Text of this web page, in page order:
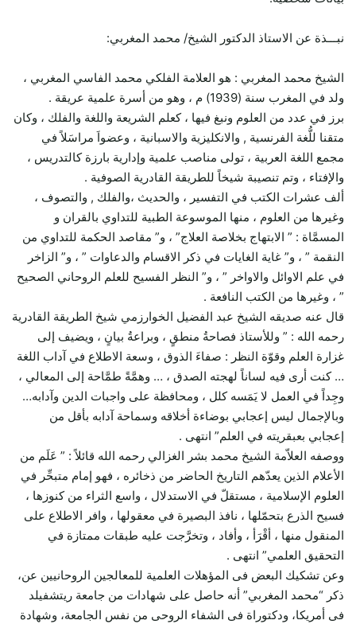
نبـــذة عن الاستاذ الدكتور الشيخ/ محمد المغربي:
الشيخ محمد المغربي : هو العلامة الفلكي محمد الفاسي المغربي ،
ولد في المغرب سنة (1939) م ، وهو من أسرة علمية عريقة .
برز في عدد من العلوم ونبغ فيها ، كعلم الشريعة واللغة والفلك ، وكان
متقنا للُّغة الفرنسية , والانكليزية والاسبانية ، وعضواَ مراسَلاً في
مجمع اللغة العربية ، تولى مناصب علمية وإدارية بارزة كالتدريس ،
والإفتاء ، وتم تنصيبة شيخاً للطريقة القادرية الصوفية .
ألف عشرات الكتب في التفسير ، والحديث ،والفلك , والتصوف ،
وغيرها من العلوم ، منها الموسوعة الطبية للتداوي بالقران و
المسمَّاة : ” الابتهاج بخلاصة العلاج” ، و” مقاصد الحكمة للتداوي من
النقمة ” ، و” غاية الغايات في ذكر الاقسام والدعاوات ” ، و” الزاخر
في علم الاوائل والاواخر ” ، و” النظر الفسيح للعلم الروحاني الصحيح
” ، وغيرها من الكتب النافعة .
قال عنه صديقه الشيخ عبد الفضيل الخوارزمي شيخ الطريقة القادرية
رحمه الله : ” وللأستاذ فصاحةُ منطقٍ ، وبراعةُ بيانٍ ، ويضيف إلى
غزارة العلم وقوّة النظر : صفاءَ الذوق ، وسعة الاطلاع في آداب اللغة
… كنت أرى فيه لساناً لهجته الصدق ، … وهمَّةً طمَّاحة إلى المعالي ،
وجِداً في العمل لا يَمَسه كلل ، ومحافظة على واجبات الدين وآدابه…
وبالإجمال ليس إعجابي بوضاءة أخلاقه وسماحة آدابه بأقل من
إعجابي بعبقريته في العلم” انتهى .
ووصفه العلاّمة الشيخ محمد بشر الغزالي رحمه الله قائلاً : ” عَلَم من
الأعلام الذين يعدّهم التاريخ الحاضر من ذخائره ، فهو إمام متبحِّر في
العلوم الإسلامية ، مستقلّ في الاستدلال ، واسع الثراء من كنوزها ،
فسيح الذرع بتحمّلها ، نافذ البصيرة في معقولها ، وافر الاطلاع على
المنقول منها ، أقْرَأ ، وأفاد ، وتخرَّجت عليه طبقات ممتازة في
التحقيق العلمي” انتهى .
وعن تشكيك البعض فى المؤهلات العلمية للمعالجين الروحانيين عن،
ذكر “محمد المغربي” أنه حاصل على شهادات من جامعة ريتشفيلد
فى أمريكا، ودكتوراة فى الشفاء الروحى من نفس الجامعة، وشهادة